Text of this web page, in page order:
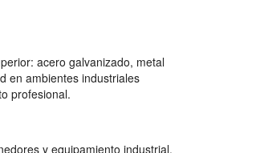
acero galvanizado, metal
en ambientes industriales
profesional.
y equipamiento industrial,